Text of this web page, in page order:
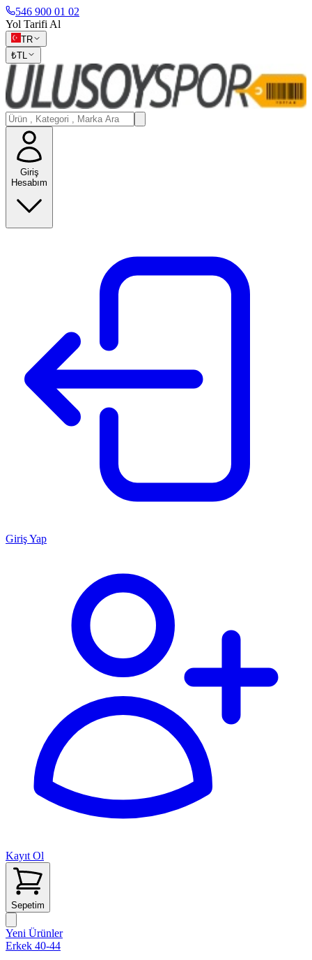
546 900 01 02
Yol Tarifi Al
TR
₺TL
Giriş
Hesabım
Giriş Yap
Kayıt Ol
Sepetim
Yeni Ürünler
Erkek 40-44